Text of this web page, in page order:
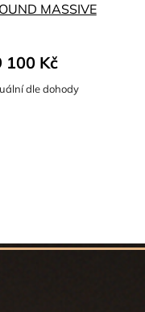
MASSIVE
100 Kč
dle dohody